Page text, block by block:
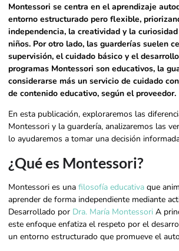
Montessori se centra en el aprendizaje
entorno estructurado pero flexible,
independencia, la creatividad y la
niños. Por otro lado, las guarderías suelen
supervisión, el cuidado básico y el
programas Montessori son educativos, la
considerarse más un servicio de cuidado
de contenido educativo, según el proveedor.
En esta publicación, exploraremos las
Montessori y la guardería, analizaremos las
lo ayudaremos a tomar una decisión
¿Qué es Montessori?
Montessori es una filosofía educativa que
aprender de forma independiente mediante
Desarrollado por Dra. María Montessori A
este enfoque enfatiza el respeto por el
un entorno estructurado que promueve el